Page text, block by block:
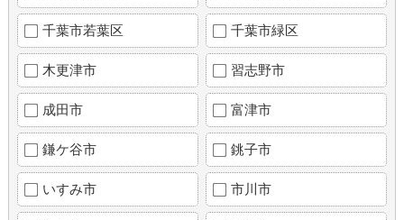
千葉市若葉区 千葉市緑区
木更津市 習志野市
成田市 富津市
鎌ケ谷市 銚子市
いすみ市 市川市